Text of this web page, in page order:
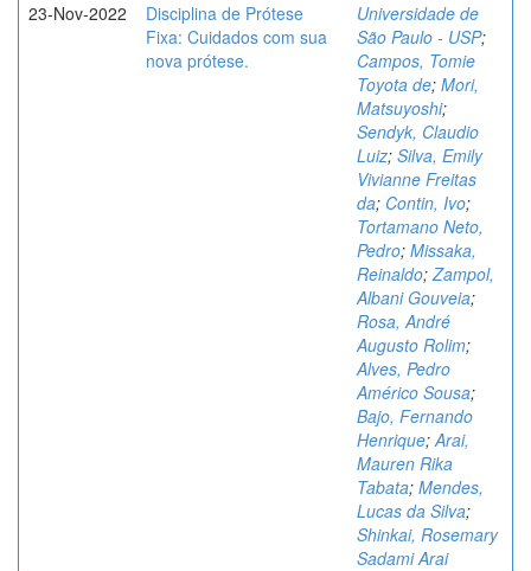
23-Nov-2022
Disciplina de Prótese
Fixa: Cuidados com sua
nova prótese.
Universidade de
São Paulo - USP;
Campos, Tomie
Toyota de; Mori,
Matsuyoshi;
Sendyk, Claudio
Luiz; Silva, Emily
Vivianne Freitas
da; Contin, Ivo;
Tortamano Neto,
Pedro; Missaka,
Reinaldo;Zampol,
Albani Gouveia;
Rosa, André
Augusto Rolim;
Alves, Pedro
Américo Sousa;
Bajo, Fernando
Henrique;Arai,
Mauren Rika
Tabata; Mendes,
Lucas da Silva;
Shinkai, Rosemary
Sadami Arai